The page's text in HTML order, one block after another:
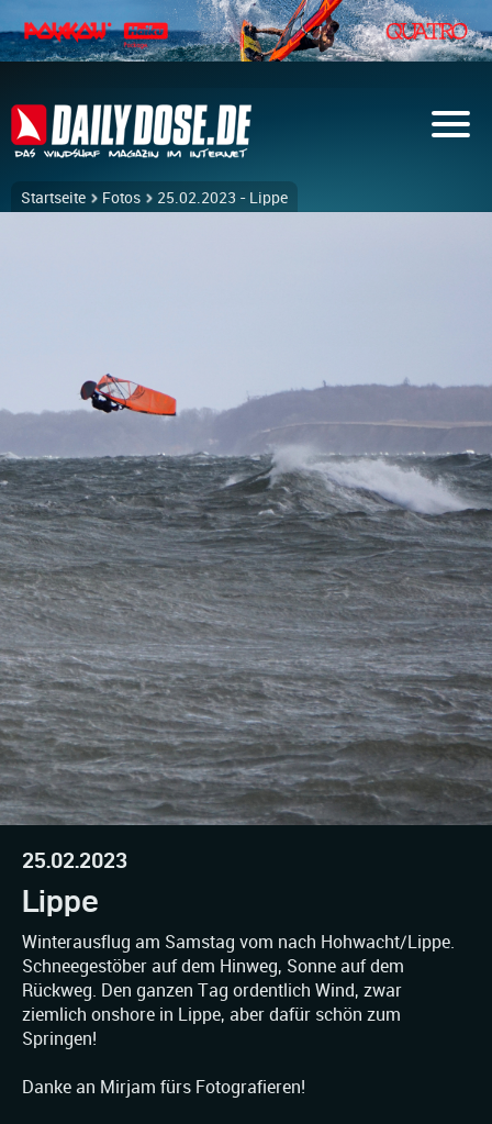
Startseite Fotos 25.02.2023 - Lippe
25.02.2023
Lippe
Winterausflug am Samstag vom nach Hohwacht/Lippe.
Schneegestöber auf dem Hinweg, Sonne auf dem
Rückweg. Den ganzen Tag ordentlich Wind, zwar
ziemlich onshore in Lippe, aber dafür schön zum
Springen!
Danke an Mirjam fürs Fotografieren!